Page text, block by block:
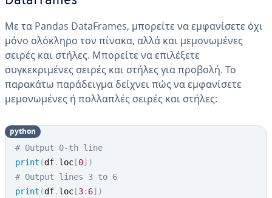
Με τα Pandas DataFrames, μπορείτε να εμφανίσετε όχι
μόνο ολόκληρο τον πίνακα, αλλά και μεμονωμένες
σειρές και στήλες. Μπορείτε να επιλέξετε
συγκεκριμένες σειρές και στήλες για προβολή. Το
παρακάτω παράδειγμα δείχνει πώς να εμφανίσετε
μεμονωμένες ή πολλαπλές σειρές και στήλες:
# Output 0-th line
print (df. loc [0] )
# Output lines 3 to 6
print (df. loc [3: 6] )
python